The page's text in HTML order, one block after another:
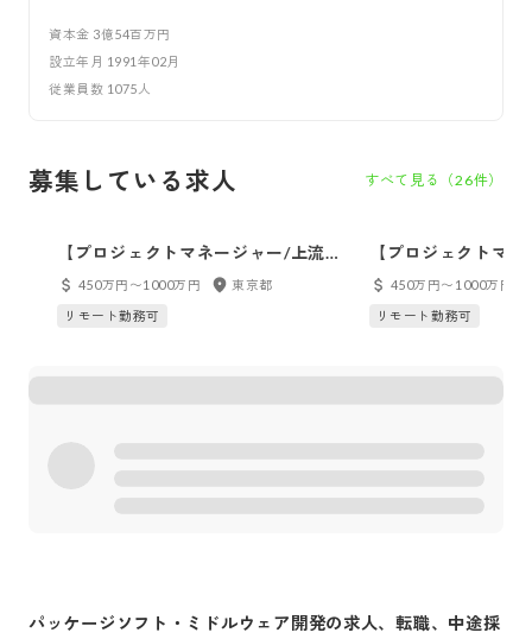
資本金 3億54百万円
設立年月 1991年02月
従業員数 1075 人
募集している求人 すべて見る（26件）
【プロジェクトマネージャー/上流
SE（業務システム開発）】東京
450万円〜1000万円
東京都
リモート勤務可
【プロジェクトマ
SE（業務システム
450万円〜1000万円
リモート勤務可
パッケージソフト・ミドルウェア開発の求人、転職、中途採